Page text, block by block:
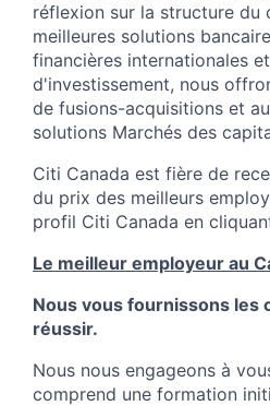
réflexion sur la structure du
meilleures solutions
financières internationales
d'investissement, nous
de fusions-acquisitions et
solutions Marchés des
Citi Canada est fière de
du prix des meilleurs
profil Citi Canada en
Le meilleur employeur au
Nous vous fournissons les
réussir.
Nous nous engageons à
comprend une formation